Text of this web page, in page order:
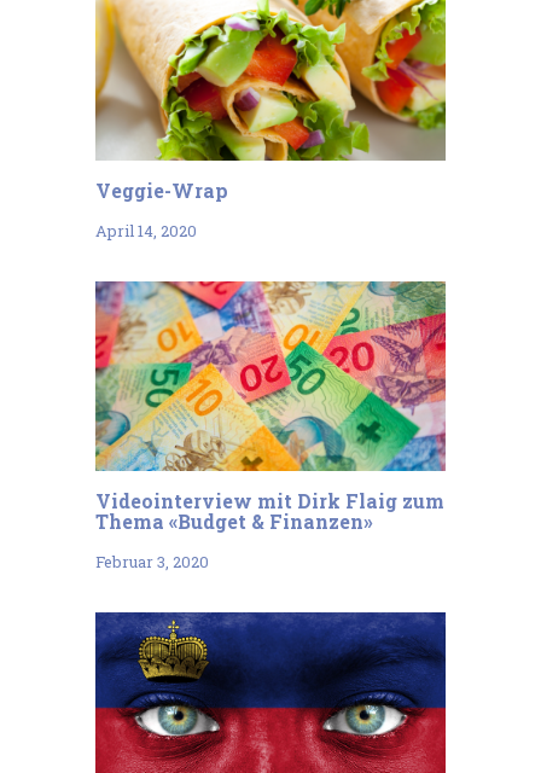
Veggie-Wrap
April 14, 2020
Videointerview mit Dirk Flaig zum
Thema «Budget & Finanzen»
Februar 3, 2020